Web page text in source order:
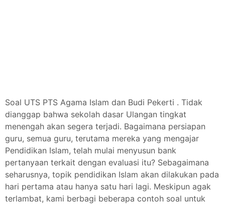
Soal UTS PTS Agama Islam dan Budi Pekerti . Tidak
dianggap bahwa sekolah dasar Ulangan tingkat
menengah akan segera terjadi. Bagaimana persiapan
guru, semua guru, terutama mereka yang mengajar
Pendidikan Islam, telah mulai menyusun bank
pertanyaan terkait dengan evaluasi itu? Sebagaimana
seharusnya, topik pendidikan Islam akan dilakukan pada
hari pertama atau hanya satu hari lagi. Meskipun agak
terlambat, kami berbagi beberapa contoh soal untuk